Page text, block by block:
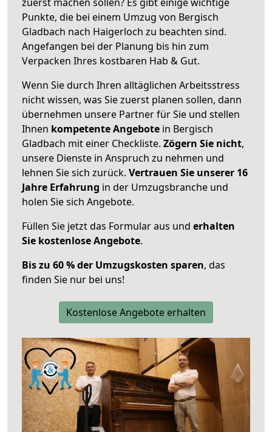
Punkte, die bei einem Umzug von Bergisch
Gladbach nach Haigerloch zu beachten sind.
Angefangen bei der Planung bis hin zum
Verpacken Ihres kostbaren Hab & Gut.
Wenn Sie durch Ihren alltäglichen Arbeitsstress
nicht wissen, was Sie zuerst planen sollen, dann
übernehmen unsere Partner für Sie und stellen
Ihnen kompetente Angebote in Bergisch
Gladbach mit einer Checkliste. Zögern Sie nicht,
unsere Dienste in Anspruch zu nehmen und
lehnen Sie sich zurück. Vertrauen Sie unserer 16
Jahre Erfahrung in der Umzugsbranche und
holen Sie sich Angebote.
Füllen Sie jetzt das Formular aus und erhalten
Sie kostenlose Angebote.
Bis zu 60 % der Umzugskosten sparen, das
finden Sie nur bei uns!
Kostenlose Angebote erhalten